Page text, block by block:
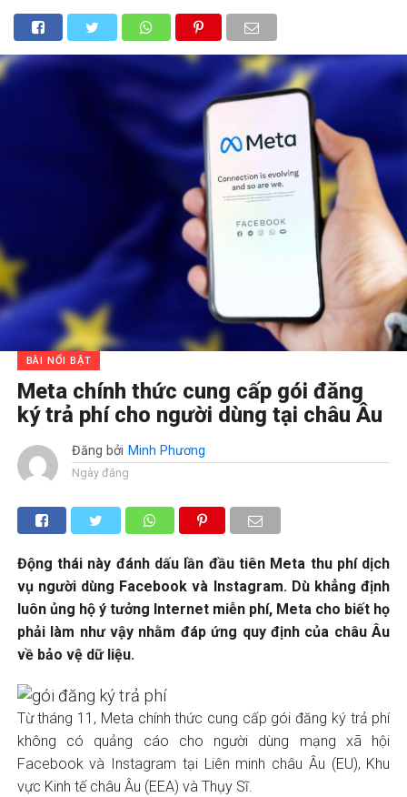
BÀI NỔI BẬT
Meta chính thức cung cấp gói đăng
ký trả phí cho người dùng tại châu Âu
Đăng bởi Minh Phương
Ngày đăng
Động thái này đánh dấu lần đầu tiên Meta thu phí dịch
vụ người dùng Facebook và Instagram. Dù khẳng định
luôn ủng hộ ý tưởng Internet miễn phí, Meta cho biết họ
phải làm như vậy nhằm đáp ứng quy định của châu Âu
về bảo vệ dữ liệu.
Từ tháng 11, Meta chính thức cung cấp gói đăng ký trả phí
không có quảng cáo cho người dùng mạng xã hội
Facebook và Instagram tại Liên minh châu Âu (EU), Khu
vực Kinh tế châu Âu (EEA) và Thụy Sĩ.